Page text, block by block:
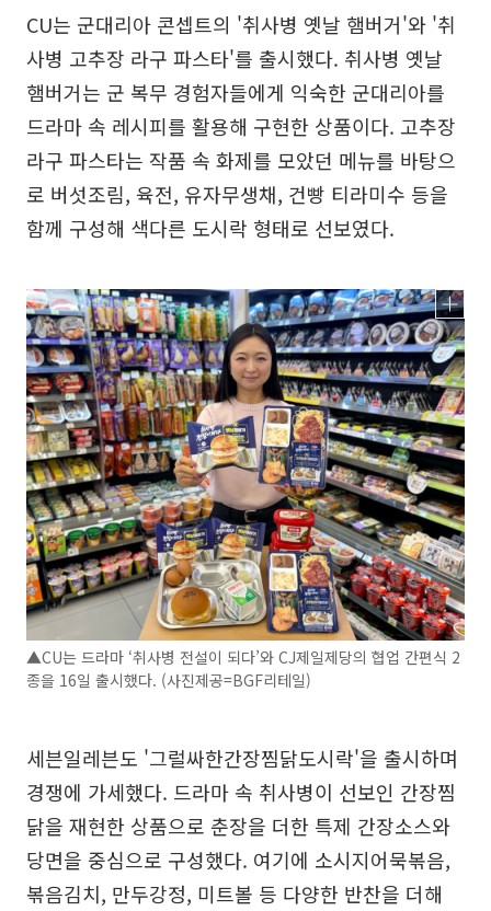
CU는 군대리아 콘셉트의 '취사병 옛날 햄버거'와 '취
사병 고추장 라구 파스타'를 출시했다. 취사병 옛날
햄버거는 군 복무 경험자들에게 익숙한 군대리아를
드라마 속 레시피를 활용해 구현한 상품이다. 고추장
라구 파스타는 작품 속 화제를 모았던 메뉴를 바탕으
로 버섯조림, 육전, 유자무생채, 건빵 티라미수 등을
함께 구성해 색다른 도시락 형태로 선보였다.
▲CU는 드라마 ‘취사병 전설이 되다’와 CJ제일제당의 협업 간편식 2
종을 16일 출시했다. (사진제공=BGF리테일)
세븐일레븐도 '그럴싸한간장찜닭도시락'을 출시하며
경쟁에 가세했다. 드라마 속 취사병이 선보인 간장찜
닭을 재현한 상품으로 춘장을 더한 특제 간장소스와
당면을 중심으로 구성했다. 여기에 소시지어묵볶음,
볶음김치, 만두강정, 미트볼 등 다양한 반찬을 더해